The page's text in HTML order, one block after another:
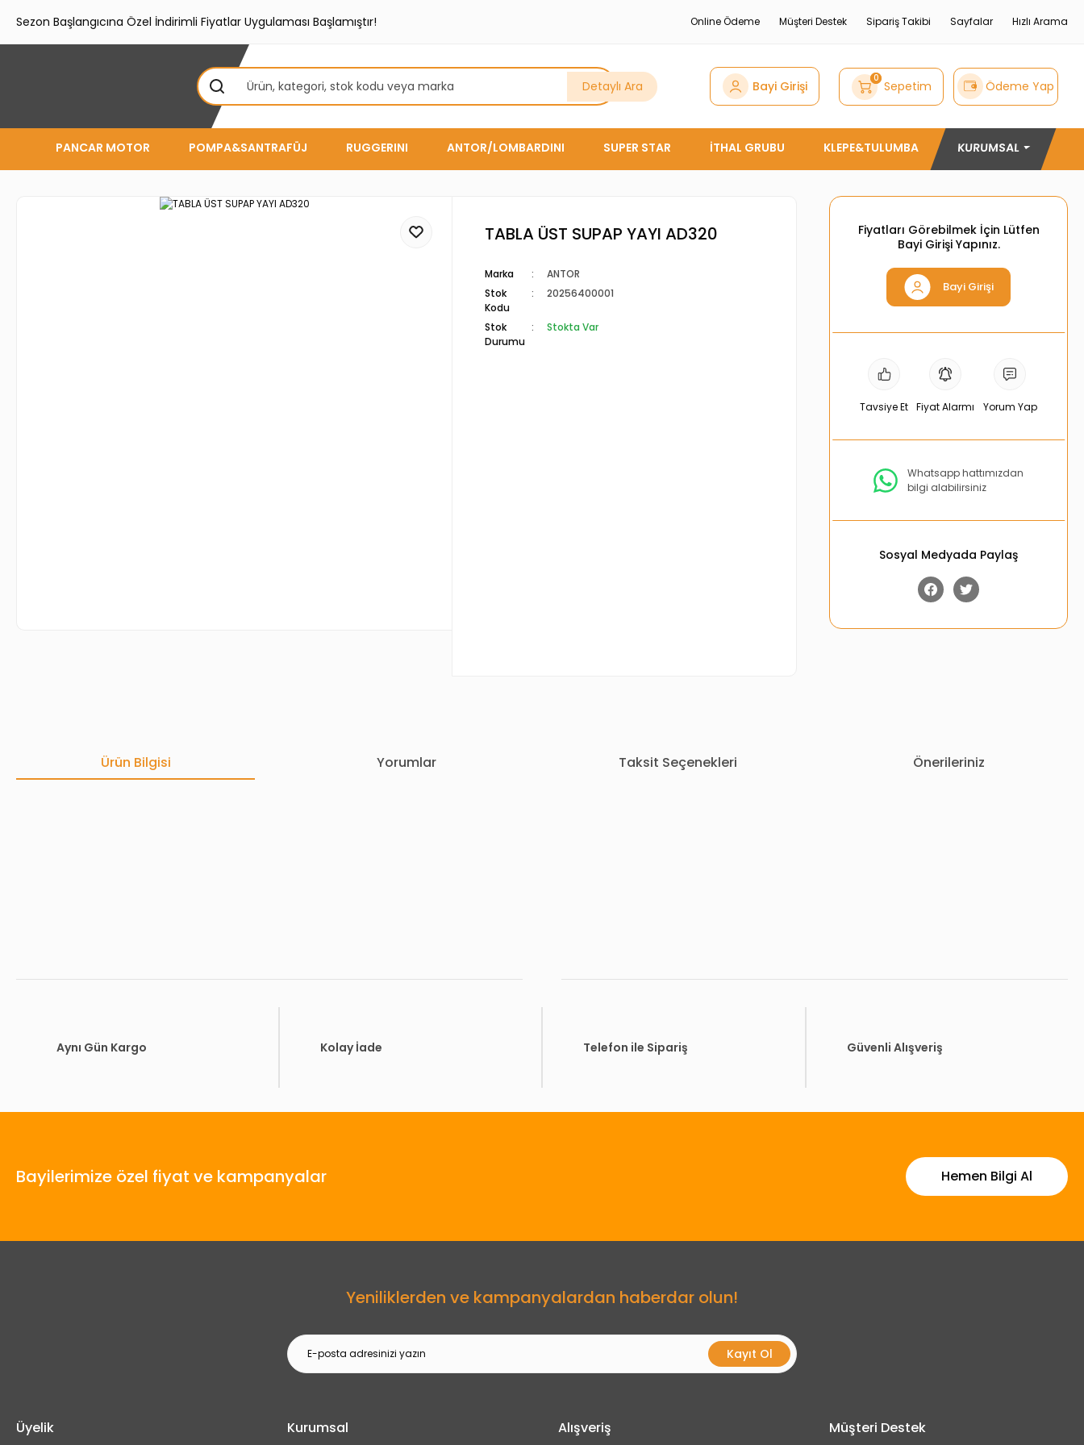
Sezon Başlangıcına Özel İndirimli Fiyatlar Uygulaması Başlamıştır! Online Ödeme Müşteri Destek Sipariş Takibi Sayfalar Hızlı Arama
Detaylı Ara Bayi Girişi 0 Sepetim Ödeme Yap
PANCAR MOTOR POMPA&SANTRAFÜJ RUGGERINI ANTOR/LOMBARDINI SUPER STAR İTHAL GRUBU KLEPE&TULUMBA KURUMSAL
TABLA ÜST SUPAP YAYI AD320
Marka
ANTOR
Stok
Kodu
20256400001
Stok
Durumu
Stokta Var
Fiyatları Görebilmek İçin Lütfen
Bayi Girişi Yapınız.
Bayi Girişi
Tavsiye Et Fiyat Alarmı Yorum Yap
Whatsapp hattımızdan
bilgi alabilirsiniz
Sosyal Medyada Paylaş
Ürün Bilgisi Yorumlar Taksit Seçenekleri Önerileriniz
Gönder
Aynı Gün Kargo Kolay İade Telefon ile Sipariş Güvenli Alışveriş
Bayilerimize özel fiyat ve kampanyalar Hemen Bilgi Al
Yeniliklerden ve kampanyalardan haberdar olun!
Kayıt Ol
Üyelik Kurumsal Alışveriş Müşteri Destek